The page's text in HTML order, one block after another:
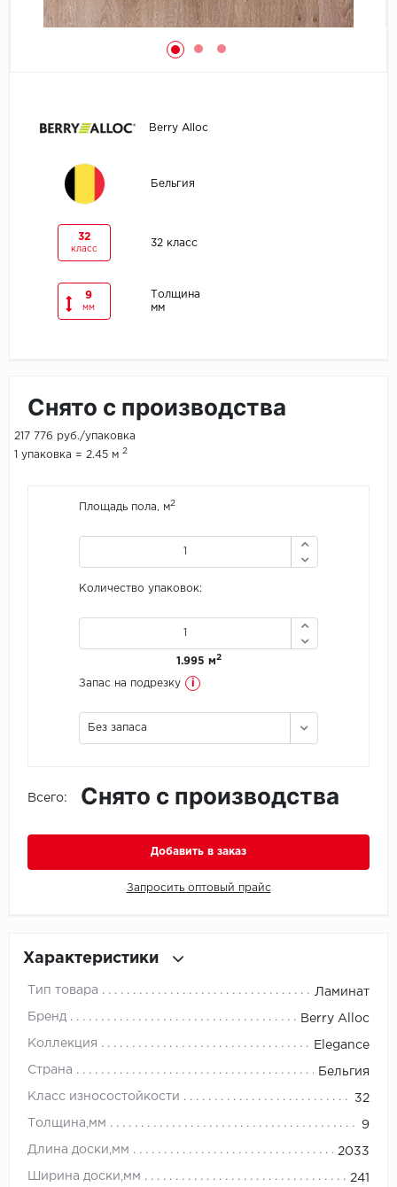
ECO Parquet
Forbo Allura Click
Jinan PDM
KDF
LG Decotile
Lucky Floor
No brand
Pergo
Berry Alloc
Бельгия
32
класс
32 класс
9
мм
Толщина
мм
Снято с производства
217 776 руб./упаковка
1 упаковка = 2.45 м 2
Площадь пола, м2
Количество упаковок:
1.995 м2
Запас на подрезку i
Без запаса
Всего: Снято с производства
Добавить в заказ
Запросить оптовый прайс
Характеристики
Тип товара Ламинат
Бренд Berry Alloc
Коллекция Elegance
Страна Бельгия
Класс износостойкости 32
Толщина,мм 9
Длина доски,мм 2033
Ширина доски,мм 241